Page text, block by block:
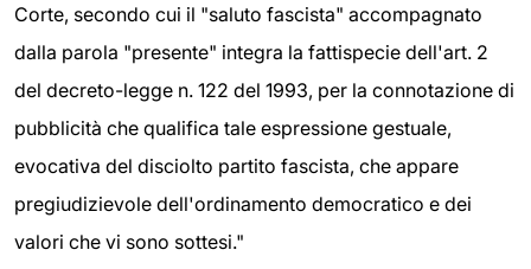
Corte, secondo cui il "saluto fascista" accompagnato
dalla parola "presente" integra la fattispecie dell'art. 2
del decreto-legge n. 122 del 1993, per la connotazione di
pubblicità che qualifica tale espressione gestuale,
evocativa del disciolto partito fascista, che appare
pregiudizievole dell'ordinamento democratico e dei
valori che vi sono sottesi."